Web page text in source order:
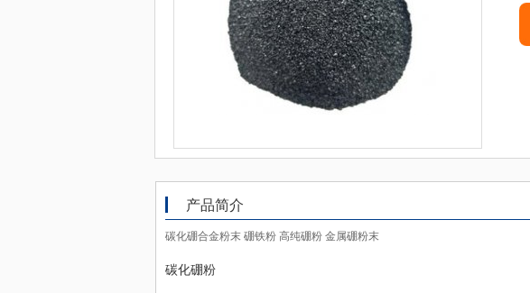
产品简介
碳化硼合金粉末 硼铁粉 高纯硼粉 金属硼粉末
碳化硼粉